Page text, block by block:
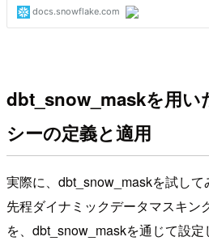
dbt_snow_maskを用い
シーの定義と適用
実際に、dbt_snow_maskを試して
先程ダイナミックデータマスキン
を、dbt_snow_maskを通じて設定